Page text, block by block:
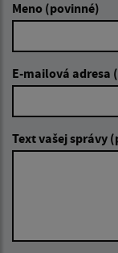
Meno (povinné)
E-mailová adresa
Text vašej správy